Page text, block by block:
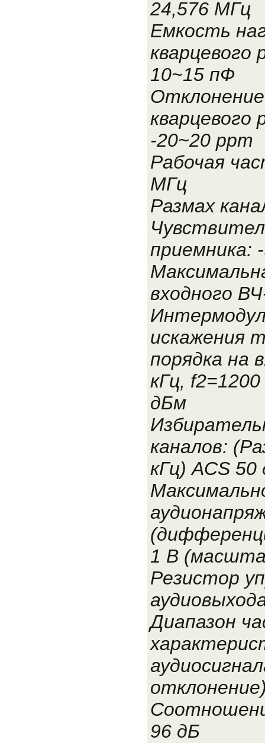
24,576 МГц
Емкость
кварцевого
10~15 пФ
кварцевого
-20~20 ppm
Рабочая
МГц
Размах
приемника:
входного
искажения
порядка на
кГц,
дБм
каналов:
кГц) ACS 50
1 В
Резистор
Диапазон
96 дБ